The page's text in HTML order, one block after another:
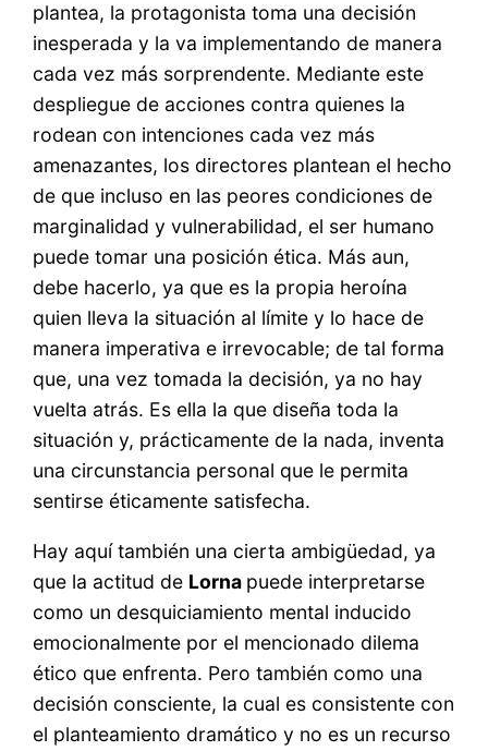
plantea, la protagonista toma una decisión
inesperada y la va implementando de manera
cada vez más sorprendente. Mediante este
despliegue de acciones contra quienes la
rodean con intenciones cada vez más
amenazantes, los directores plantean el hecho
de que incluso en las peores condiciones de
marginalidad y vulnerabilidad, el ser humano
puede tomar una posición ética. Más aun,
debe hacerlo, ya que es la propia heroína
quien lleva la situación al límite y lo hace de
manera imperativa e irrevocable; de tal forma
que, una vez tomada la decisión, ya no hay
vuelta atrás. Es ella la que diseña toda la
situación y, prácticamente de la nada, inventa
una circunstancia personal que le permita
sentirse éticamente satisfecha.
Hay aquí también una cierta ambigüedad, ya
que la actitud de Lorna puede interpretarse
como un desquiciamiento mental inducido
emocionalmente por el mencionado dilema
ético que enfrenta. Pero también como una
decisión consciente, la cual es consistente con
el planteamiento dramático y no es un recurso